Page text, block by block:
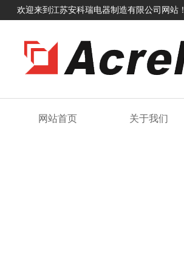
欢迎来到江苏安科瑞电器制造有限公司网站！
网站首页 关于我们